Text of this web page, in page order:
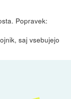
Popravek:
saj vsebujejo